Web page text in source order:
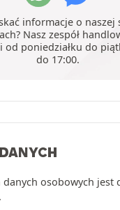
informacje o
Nasz zespół
od poniedziałku do
do 17:00.
osobowych jest